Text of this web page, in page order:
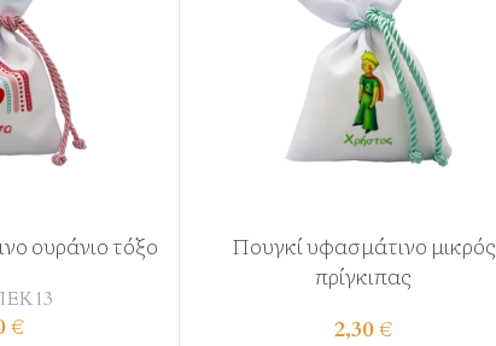
ουράνιο τόξο
€
Πουγκί υφασμάτινο μικρός
πρίγκιπας
2,30€